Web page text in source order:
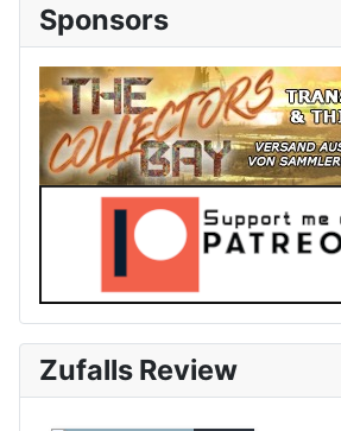
Sponsors
Zufalls Review